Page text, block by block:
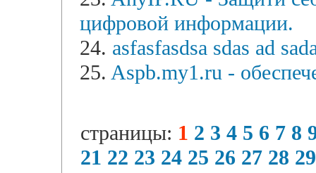
цифровой информации.
24. asfasfasdsa sdas ad
25. Aspb.my1.ru -
страницы: 1 2 3 4 5 6 7 8
21 22 23 24 25 26 27 28 29